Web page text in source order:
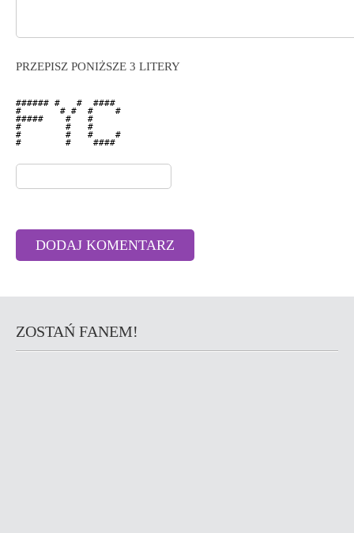
PRZEPISZ PONIŻSZE 3 LITERY
###### #   #  ####
#       # #  #    #
#####    #   #
#        #   #
#        #   #    #
#        #    ####
ZOSTAŃ FANEM!